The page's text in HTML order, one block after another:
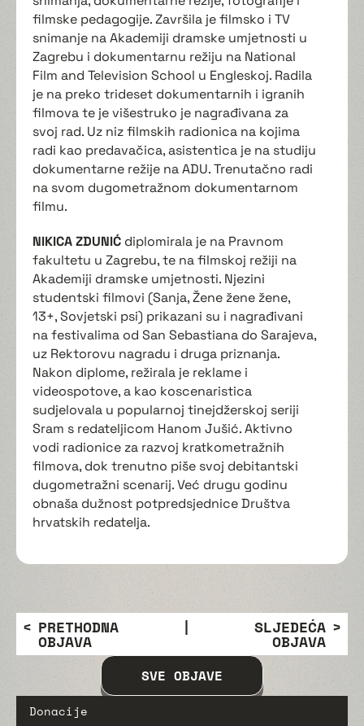
filmske pedagogije. Završila je filmsko i TV
snimanje na Akademiji dramske umjetnosti u
Zagrebu i dokumentarnu režiju na National
Film and Television School u Engleskoj. Radila
je na preko trideset dokumentarnih i igranih
filmova te je višestruko je nagrađivana za
svoj rad. Uz niz filmskih radionica na kojima
radi kao predavačica, asistentica je na studiju
dokumentarne režije na ADU. Trenutačno radi
na svom dugometražnom dokumentarnom
filmu.
NIKICA ZDUNIĆ diplomirala je na Pravnom
fakultetu u Zagrebu, te na filmskoj režiji na
Akademiji dramske umjetnosti. Njezini
studentski filmovi (Sanja, Žene žene žene,
13+, Sovjetski psi) prikazani su i nagrađivani
na festivalima od San Sebastiana do Sarajeva,
uz Rektorovu nagradu i druga priznanja.
Nakon diplome, režirala je reklame i
videospotove, a kao koscenaristica
sudjelovala u popularnoj tinejdžerskoj seriji
Sram s redateljicom Hanom Jušić. Aktivno
vodi radionice za razvoj kratkometražnih
filmova, dok trenutno piše svoj debitantski
dugometražni scenarij. Već drugu godinu
obnaša dužnost potpredsjednice Društva
hrvatskih redatelja.
PRETHODNA
OBJAVA
| SLJEDEĆA
OBJAVA
SVE OBJAVE
Donacije